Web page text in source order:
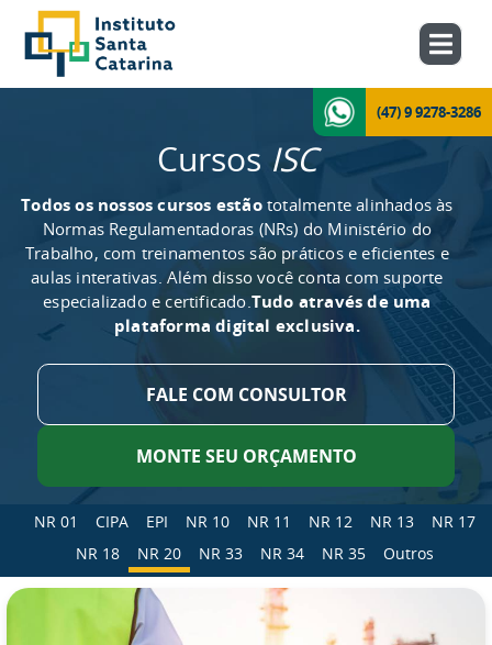
(47) 9 9278-3286
Cursos ISC
Todos os nossos cursos estãototalmente alinhados às
Normas Regulamentadoras (NRs) do Ministério do
Trabalho, com treinamentos são práticos e eficientes e
aulas interativas. Além disso você conta com suporte
especializado e certificado.Tudo através de uma
plataforma digital exclusiva.
FALE COM CONSULTOR
MONTE SEU ORÇAMENTO
NR 01 CIPA EPI NR 10 NR 11 NR 12 NR 13
NR 17
NR 18
NR 20 NR 33 NR 34 NR 35 Outros